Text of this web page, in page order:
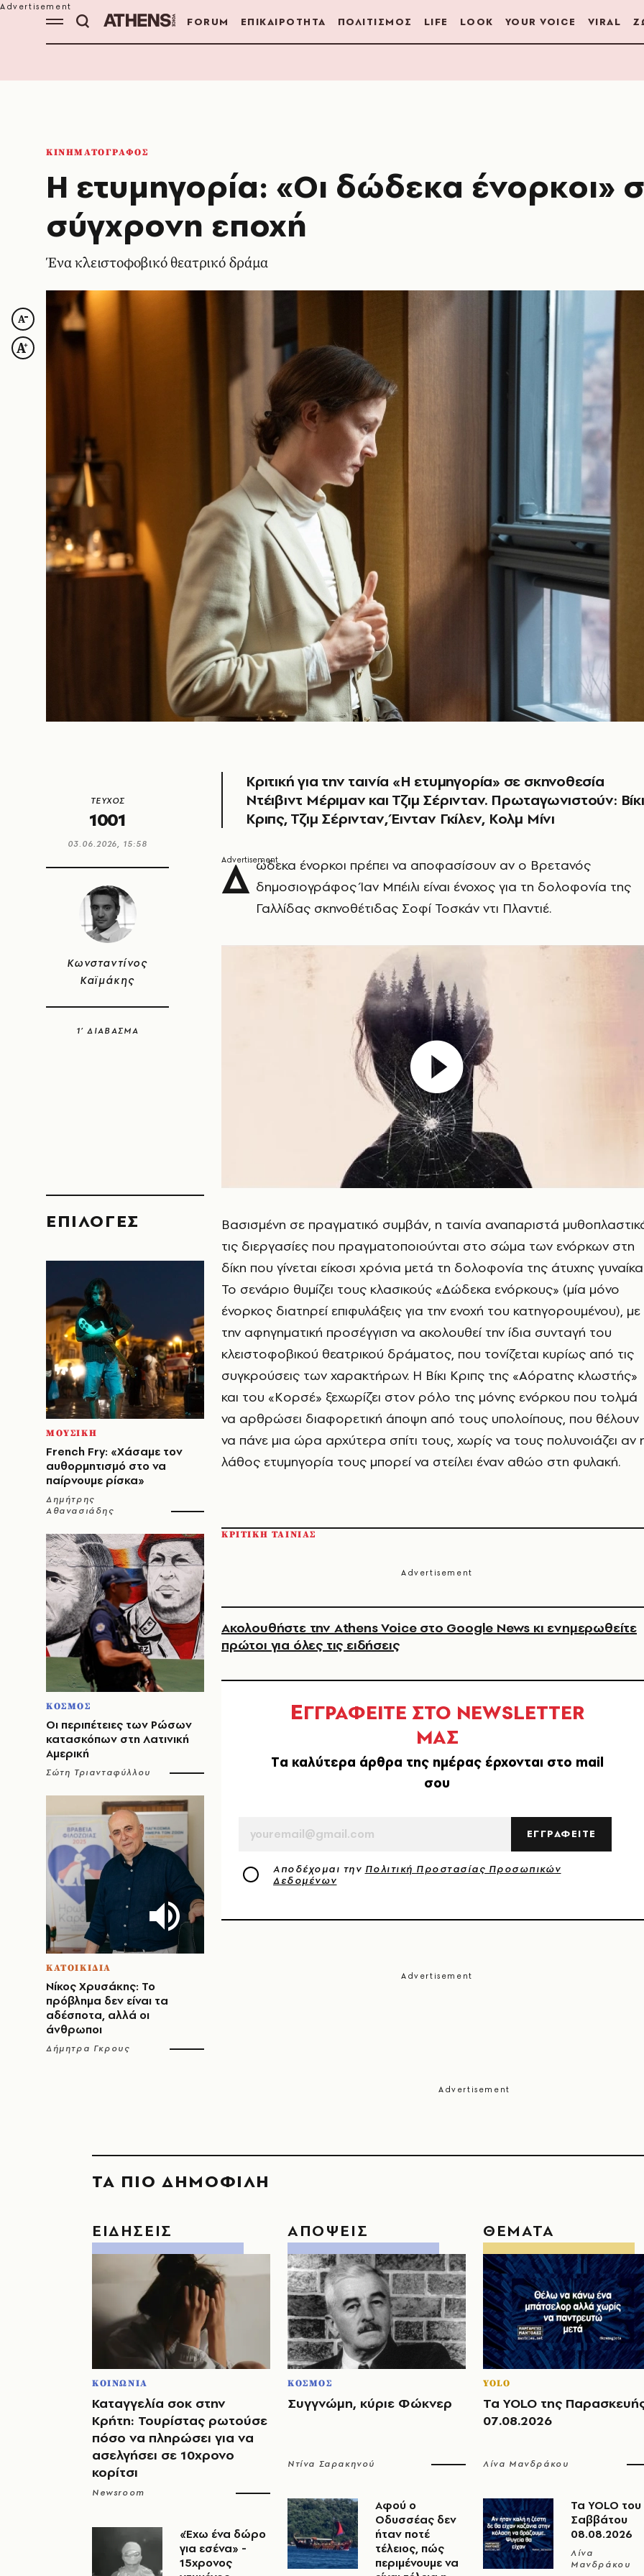
FORUM ΕΠΙΚΑΙΡΟΤΗΤΑ ΠΟΛΙΤΙΣΜΟΣ LIFE LOOK YOUR VOICE VIRAL
ΚΙΝΗΜΑΤΟΓΡΑΦΟΣ
Η ετυμηγορία: «Οι δώδεκα ένορκοι»
σύγχρονη εποχή
Ένα κλειστοφοβικό θεατρικό δράμα
ΤΕΥΧΟΣ
1001
03.06.2026, 15:58
Κωνσταντίνος
Καϊμάκης
1’ ΔΙΑΒΑΣΜΑ
EΠΙΛΟΓΈΣ
ΜΟΥΣΙΚΗ
French Fry: «Χάσαμε τον
αυθορμητισμό στο να
παίρνουμε ρίσκα»
Δημήτρης
Αθανασιάδης
ΚΟΣΜΟΣ
Οι περιπέτειες των Ρώσων
κατασκόπων στη Λατινική
Αμερική
Σώτη Τριανταφύλλου
ΚΑΤΟΙΚΙΔΙΑ
Νίκος Χρυσάκης: Το
πρόβλημα δεν είναι τα
αδέσποτα, αλλά οι
άνθρωποι
Δήμητρα Γκρους
Kριτική για την ταινία «Η ετυμηγορία» σε σκηνοθεσία
Ντέιβιντ Μέριμαν και Τζιμ Σέρινταν. Πρωταγωνιστούν: Βίκι
Κριπς, Τζιμ Σέρινταν, Έινταν Γκίλεν, Κολμ Μίνι
Δ ώδεκα ένορκοι πρέπει να αποφασίσουν αν ο Βρετανός
δημοσιογράφος Ίαν Μπέιλι είναι ένοχος για τη δολοφονία της
Γαλλίδας σκηνοθέτιδας Σοφί Τοσκάν ντι Πλαντιέ.
Βασισμένη σε πραγματικό συμβάν, η ταινία αναπαριστά
τις διεργασίες που πραγματοποιούνται στο σώμα των ενόρκων στη
δίκη που γίνεται είκοσι χρόνια μετά τη δολοφονία της άτυχης
Το σενάριο θυμίζει τους κλασικούς «Δώδεκα ενόρκους» (μία μόνο
ένορκος διατηρεί επιφυλάξεις για την ενοχή του κατηγορουμένου), με
την αφηγηματική προσέγγιση να ακολουθεί την ίδια συνταγή του
κλειστοφοβικού θεατρικού δράματος, που τονίζεται κυρίως από τις
συγκρούσεις των χαρακτήρων. Η Βίκι Κριπς της «Αόρατης κλωστής»
και του «Κορσέ» ξεχωρίζει στον ρόλο της μόνης ενόρκου που τολμά
να αρθρώσει διαφορετική άποψη από τους υπολοίπους, που θέλουν
να πάνε μια ώρα αρχύτερα σπίτι τους, χωρίς να τους πολυνοιάζει αν
λάθος ετυμηγορία τους μπορεί να στείλει έναν αθώο στη φυλακή.
ΚΡΙΤΙΚΗ ΤΑΙΝΙΑΣ
Ακολουθήστε την Athens Voice στο Google News κι ενημερωθείτε
πρώτοι για όλες τις ειδήσεις
ΕΓΓΡΑΦΕΙΤΕ ΣΤΟ NEWSLETTER
ΜΑΣ
Tα καλύτερα άρθρα της ημέρας έρχονται στο mail
σου
ΕΓΓΡΑΦΕΙΤΕ
Αποδέχομαι την Πολιτική Προστασίας Προσωπικών
Δεδομένων
ΤΑ ΠΙΟ ΔΗΜΟΦΙΛΗ
ΕΙΔΗΣΕΙΣ
ΚΟΙΝΩΝΙΑ
Καταγγελία σοκ στην
Κρήτη: Τουρίστας ρωτούσε
πόσο να πληρώσει για να
ασελγήσει σε 10χρονο
κορίτσι
Newsroom
«Έχω ένα δώρο
για εσένα» -
15χρονος
ΑΠΟΨΕΙΣ
ΚΟΣΜΟΣ
Συγγνώμη, κύριε Φώκνερ
Ντίνα Σαρακηνού
Αφού ο
Οδυσσέας δεν
ήταν ποτέ
τέλειος, πώς
περιμένουμε να
ΘΕΜΑΤΑ
YOLO
Τα YOLO της
07.08.2026
Λίνα Μανδράκου
Τα YOLO του
Σαββάτου
08.08.2026
Λίνα
Μανδράκου